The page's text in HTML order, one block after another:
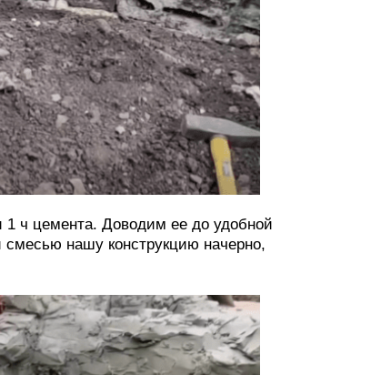
1 ч цемента. Доводим ее до удобной
нашу конструкцию начерно,